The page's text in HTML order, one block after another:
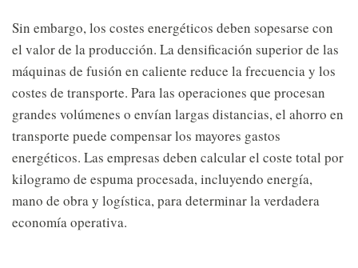
Sin embargo, los costes energéticos deben sopesarse con
el valor de la producción. La densificación superior de las
máquinas de fusión en caliente reduce la frecuencia y los
costes de transporte. Para las operaciones que procesan
grandes volúmenes o envían largas distancias, el ahorro en
transporte puede compensar los mayores gastos
energéticos. Las empresas deben calcular el coste total por
kilogramo de espuma procesada, incluyendo energía,
mano de obra y logística, para determinar la verdadera
economía operativa.